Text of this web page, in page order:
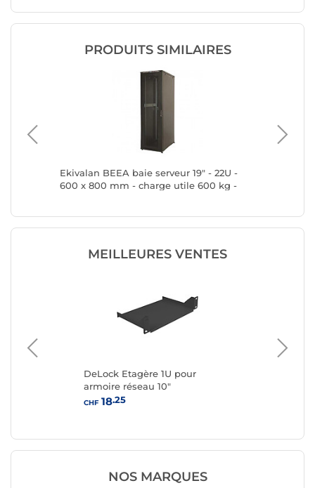
PRODUITS SIMILAIRES
Ekivalan BEEA baie serveur 19" - 22U -
600 x 800 mm - charge utile 600 kg -
MEILLEURES VENTES
DeLock Etagère 1U pour
armoire réseau 10"
CHF18.25
NOS MARQUES